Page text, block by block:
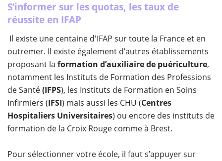
S’informer sur les quotas, les taux de
réussite en IFAP
Il existe une centaine d'IFAP sur toute la France et en
outremer. Il existe également d’autres établissements
proposant la formation d’auxiliaire de puériculture,
notamment les Instituts de Formation des Professions
de Santé(IFPS), les Instituts de Formation en Soins
Infirmiers (IFSI) mais aussi les CHU (Centres
Hospitaliers Universitaires) ou encore des instituts de
formation de la Croix Rouge comme à Brest.
Pour sélectionner votre école, il faut s’appuyer sur